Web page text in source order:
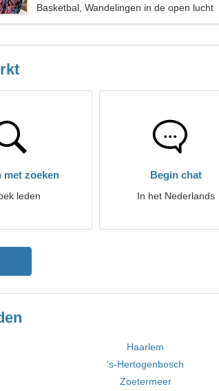
Basketbal, Wandelingen in de open lucht
met zoeken
leden
Begin chat
In het Nederlands
Haarlem
's-Hertogenbosch
Zoetermeer